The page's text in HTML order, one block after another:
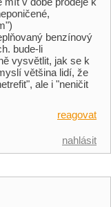
benzínový
bude-li
vysvětlit, jak se k
většina lidí, že
ale i "neničit
reagovat
nahlásit